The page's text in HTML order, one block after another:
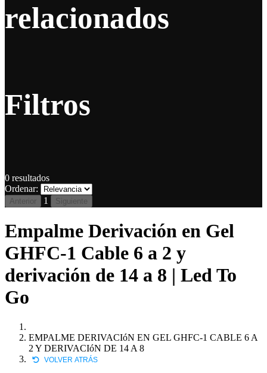
relacionados
Filtros
0 resultados
Ordenar:
Anterior 1 Siguiente
Empalme Derivación en Gel
GHFC-1 Cable 6 a 2 y
derivación de 14 a 8 | Led To
Go
EMPALME DERIVACIóN EN GEL GHFC-1 CABLE 6 A
2 Y DERIVACIóN DE 14 A 8
VOLVER ATRÁS